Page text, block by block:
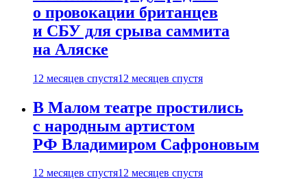
о провокации британцев
и СБУ для срыва саммита
на Аляске
12 месяцев спустя12 месяцев спустя
В Малом театре простились
с народным артистом
РФ Владимиром Сафроновым
12 месяцев спустя12 месяцев спустя